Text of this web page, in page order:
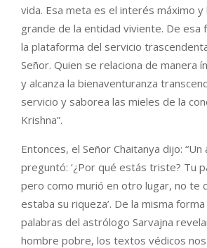
vida. Esa meta es el interés máximo y
grande de la entidad viviente. De esa
la plataforma del servicio
Señor. Quien se relaciona de manera
y alcanza la bienaventuranza
servicio y saborea las mieles de la
Krishna”.
Entonces, el Señor Chaitanya dijo:
preguntó: ‘¿Por qué estás triste? Tu
pero como murió en otro lugar, no te
estaba su riqueza’. De la misma
palabras del astrólogo Sarvajna
hombre pobre, los textos védicos